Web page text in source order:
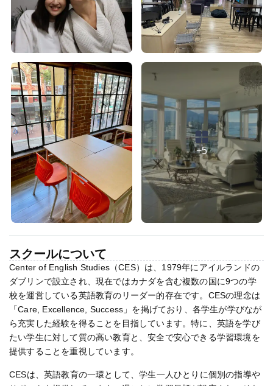
+5
スクールについて
Center of English Studies（CES）は、1979年にアイルランドの
ダブリンで設立され、現在ではカナダを含む複数の国に9つの学
校を運営している英語教育のリーダー的存在です。CESの理念は
「Care, Excellence, Success」を掲げており、各学生が学びなが
ら充実した経験を得ることを目指しています。特に、英語を学び
たい学生に対して質の高い教育と、安全で安心できる学習環境を
提供することを重視しています。
CESは、英語教育の一環として、学生一人ひとりに個別の指導や